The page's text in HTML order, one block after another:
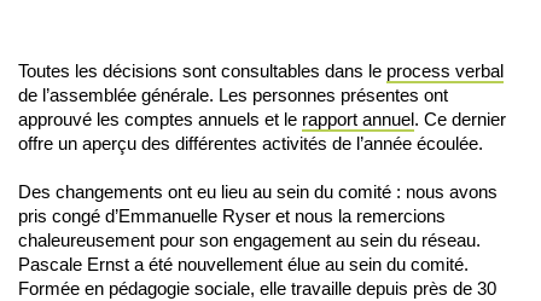
Toutes les décisions sont consultables dans le process verbal
de l’assemblée générale. Les personnes présentes ont
approuvé les comptes annuels et le rapport annuel. Ce dernier
offre un aperçu des différentes activités de l’année écoulée.
Des changements ont eu lieu au sein du comité : nous avons
pris congé d’Emmanuelle Ryser et nous la remercions
chaleureusement pour son engagement au sein du réseau.
Pascale Ernst a été nouvellement élue au sein du comité.
Formée en pédagogie sociale, elle travaille depuis près de 30